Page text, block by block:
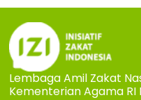
Lembaga Amil Zakat
Kementerian Agama RI